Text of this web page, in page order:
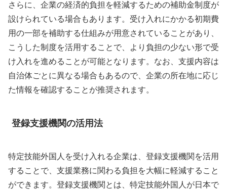
さらに、企業の経済的負担を軽減するための補助金制度が
設けられている場合もあります。受け入れにかかる初期費
用の一部を補助する仕組みが用意されていることがあり、
こうした制度を活用することで、より負担の少ない形で受
け入れを進めることが可能となります。なお、支援内容は
自治体ごとに異なる場合もあるので、企業の所在地に応じ
た情報を確認することが推奨されます。
登録支援機関の活用法
特定技能外国人を受け入れる企業は、登録支援機関を活用
することで、支援業務に関わる負担を大幅に軽減すること
ができます。登録支援機関とは、特定技能外国人が日本で